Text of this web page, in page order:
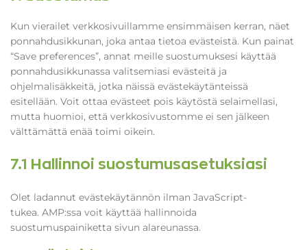
Kun vierailet verkkosivuillamme ensimmäisen kerran, näet
ponnahdusikkunan, joka antaa tietoa evästeistä. Kun painat
“Save preferences”, annat meille suostumuksesi käyttää
ponnahdusikkunassa valitsemiasi evästeitä ja
ohjelmalisäkkeitä, jotka näissä evästekäytänteissä
esitellään. Voit ottaa evästeet pois käytöstä selaimellasi,
mutta huomioi, että verkkosivustomme ei sen jälkeen
välttämättä enää toimi oikein.
7.1 Hallinnoi suostumusasetuksiasi
Olet ladannut evästekäytännön ilman JavaScript-
tukea. AMP:ssa voit käyttää hallinnoida
suostumuspainiketta sivun alareunassa.